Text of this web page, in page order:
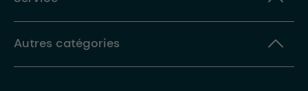
Autres catégories